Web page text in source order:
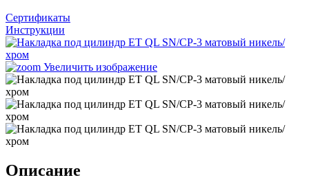
Сертификаты
Инструкции
Увеличить изображение
Описание